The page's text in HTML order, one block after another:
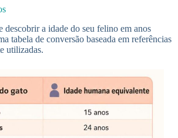
descobrir a idade do seu felino em anos
tabela de conversão baseada em referências
utilizadas.